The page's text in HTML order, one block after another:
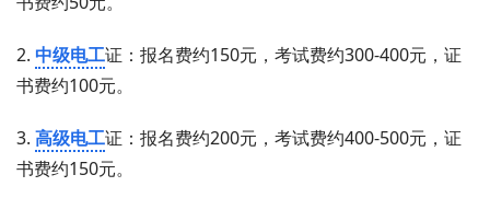
2. 中级电工证：报名费约150元，考试费约300-400元，证
书费约100元。
3. 高级电工证：报名费约200元，考试费约400-500元，证
书费约150元。